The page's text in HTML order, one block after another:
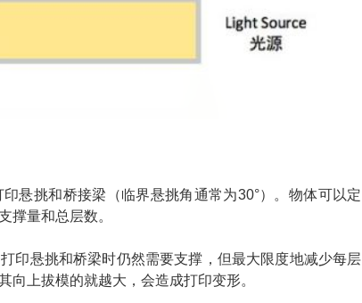
悬挑和桥接梁（临界悬挑角通常为30°）。物体可以定
撑量和总层数。
印悬挑和桥梁时仍然需要支撑，但最大限度地减少每层
向上拔模的就越大，会造成打印变形。